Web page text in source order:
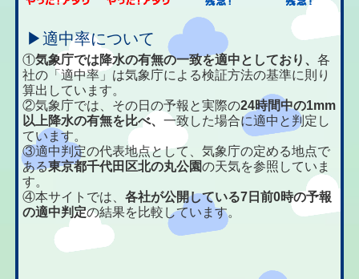
▶適中率について
①気象庁では降水の有無の一致を適中としており、各
社の「適中率」は気象庁による検証方法の基準に則り
算出しています。
②気象庁では、その日の予報と実際の24時間中の1mm
以上降水の有無を比べ、一致した場合に適中と判定し
ています。
③適中判定の代表地点として、気象庁の定める地点で
ある東京都千代田区北の丸公園の天気を参照していま
す。
④本サイトでは、各社が公開している7日前0時の予報
の適中判定の結果を比較しています。